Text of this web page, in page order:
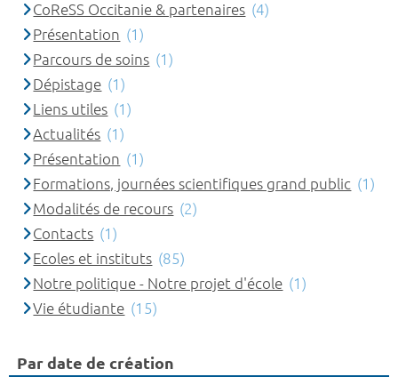
CoReSS Occitanie & partenaires (4)
Présentation (1)
Parcours de soins (1)
Dépistage (1)
Liens utiles (1)
Actualités (1)
Présentation (1)
Formations, journées scientifiques grand public (1)
Modalités de recours (2)
Contacts (1)
Ecoles et instituts (85)
Notre politique - Notre projet d'école (1)
Vie étudiante (15)
Par date de création